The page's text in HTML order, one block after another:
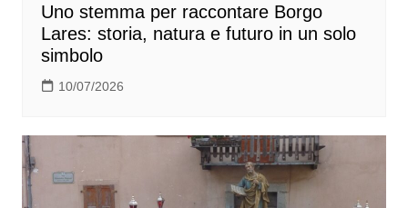
Uno stemma per raccontare Borgo
Lares: storia, natura e futuro in un solo
simbolo
10/07/2026